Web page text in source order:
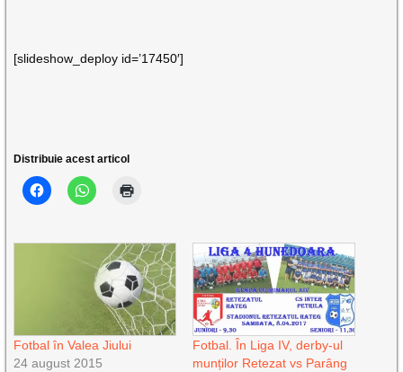
[slideshow_deploy id=’17450′]
Distribuie acest articol
Fotbal în Valea Jiului
24 august 2015
Fotbal. În Liga IV, derby-ul
munților Retezat vs Parâng